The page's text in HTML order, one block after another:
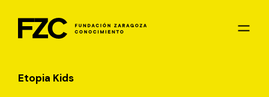
Etopia Kids